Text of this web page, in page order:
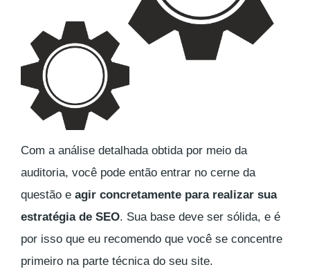
Com a análise detalhada obtida por meio da
auditoria, você pode então entrar no cerne da
questão e agir concretamente para realizar sua
estratégia de SEO. Sua base deve ser sólida, e é
por isso que eu recomendo que você se concentre
primeiro na parte técnica do seu site.